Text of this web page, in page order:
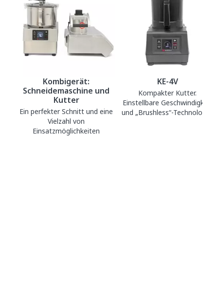
Kombigerät:
Schneidemaschine und
Kutter
Ein perfekter Schnitt und eine
Vielzahl von
Einsatzmöglichkeiten
KE-4V
Kompakter Kutter.
Einstellbare Geschwindigkeit
und „Brushless“-Technologie.